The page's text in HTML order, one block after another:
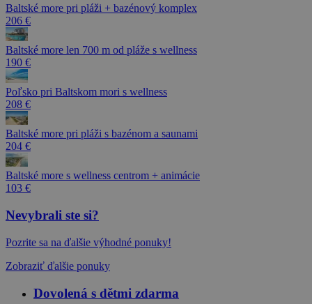
Baltské more pri pláži + bazénový komplex
206 €
Baltské more len 700 m od pláže s wellness
190 €
Poľsko pri Baltskom mori s wellness
208 €
Baltské more pri pláži s bazénom a saunami
204 €
Baltské more s wellness centrom + animácie
103 €
Nevybrali ste si?
Pozrite sa na ďalšie výhodné ponuky!
Zobraziť ďalšie ponuky
Dovolená s dětmi zdarma